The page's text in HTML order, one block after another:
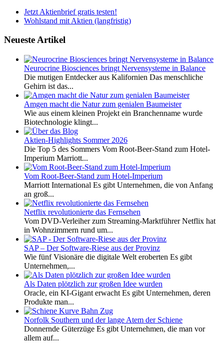
Jetzt Aktienbrief gratis testen!
Wohlstand mit Aktien (langfristig)
Neueste Artikel
Neurocrine Biosciences bringt Nervensysteme in Balance
Die mutigen Entdecker aus Kalifornien Das menschliche
Gehirn ist das...
Amgen macht die Natur zum genialen Baumeister
Wie aus einem kleinen Projekt ein Branchenname wurde
Biotechnologie klingt...
Aktien-Highlights Sommer 2026
Die Top 5 des Sommers Vom Root-Beer-Stand zum Hotel-
Imperium Marriott...
Vom Root-Beer-Stand zum Hotel-Imperium
Marriott International Es gibt Unternehmen, die von Anfang
an groß...
Netflix revolutionierte das Fernsehen
Vom DVD-Verleiher zum Streaming-Marktführer Netflix hat
in Wohnzimmern rund um...
SAP – Der Software-Riese aus der Provinz
Wie fünf Visionäre die digitale Welt eroberten Es gibt
Unternehmen,...
Als Daten plötzlich zur großen Idee wurden
Oracle, ein KI-Gigant erwacht Es gibt Unternehmen, deren
Produkte man...
Norfolk Southern und der lange Atem der Schiene
Donnernde Güterzüge Es gibt Unternehmen, die man vor
allem auf...